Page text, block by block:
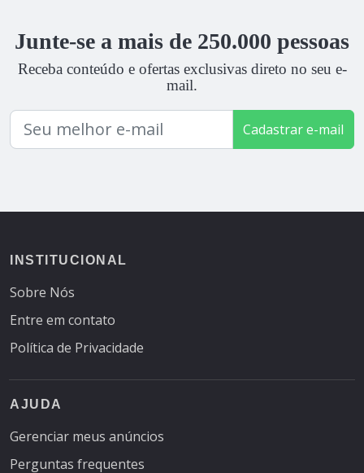
Junte-se a mais de 250.000 pessoas
Receba conteúdo e ofertas exclusivas direto no seu e-
mail.
Cadastrar e-mail
INSTITUCIONAL
Sobre Nós
Entre em contato
Política de Privacidade
AJUDA
Gerenciar meus anúncios
Perguntas frequentes